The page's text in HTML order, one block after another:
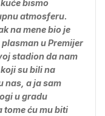
bismo
atmosferu.
na mene bio je
u Premijer
stadion da nam
su bili na
nas, a ja sam
u gradu
tome ću mu biti